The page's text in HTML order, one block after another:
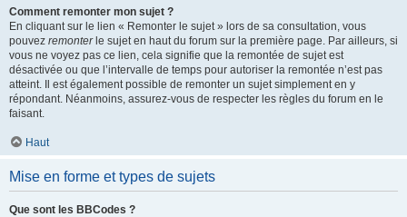
Comment remonter mon sujet ?
En cliquant sur le lien « Remonter le sujet » lors de sa consultation, vous
pouvez remonterle sujet en haut du forum sur la première page. Par ailleurs, si
vous ne voyez pas ce lien, cela signifie que la remontée de sujet est
désactivée ou que l’intervalle de temps pour autoriser la remontée n’est pas
atteint. Il est également possible de remonter un sujet simplement en y
répondant. Néanmoins, assurez-vous de respecter les règles du forum en le
faisant.
Haut
Mise en forme et types de sujets
Que sont les BBCodes ?